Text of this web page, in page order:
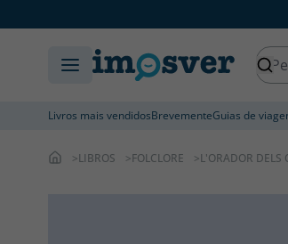
Livros mais vendidosBrevementeGuias de
LIBROS FOLCLORE L'ORADOR DELS